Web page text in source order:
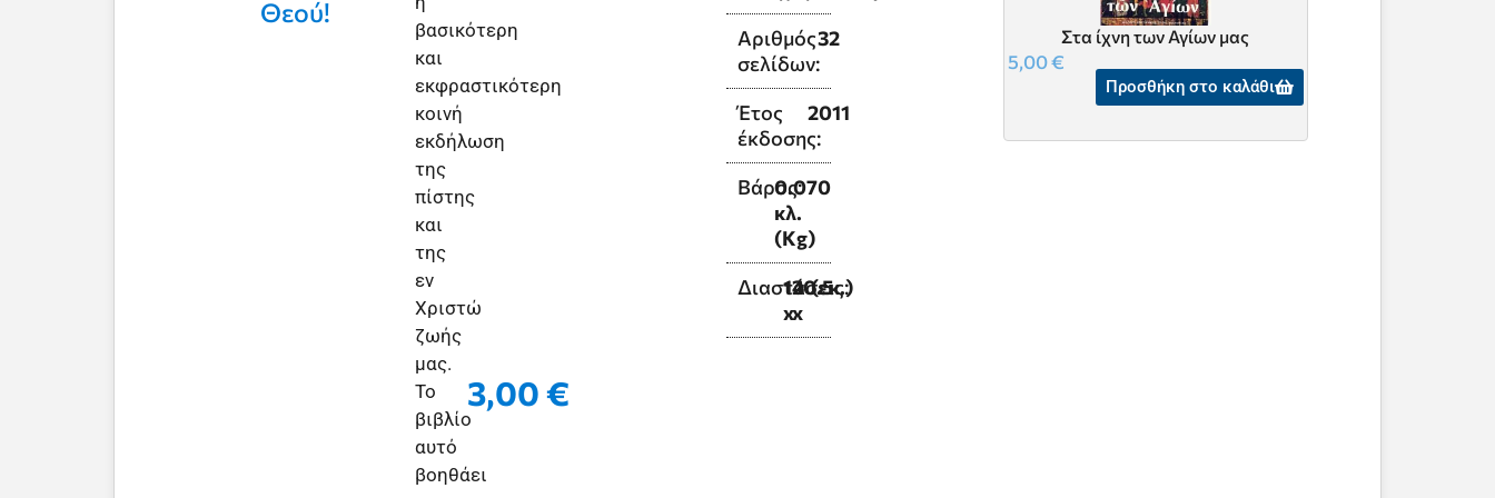
Θεού!
βασικότερη
και
εκφραστικότερη
κοινή
εκδήλωση
της
πίστης
και
της
εν
Χριστώ
ζωής
μας.
Το
βιβλίο
αυτό
βοηθάει
3,00€
Αριθμός
σελίδων:
32
Έτος
έκδοσης:
2011
Βάρος:0.070
κλ.
(Kg)
Διαστάσεις:
14
x
20.5
x
(εκ.)
Στα ίχνη των Αγίων μας
5,00€
Προσθήκη στο καλάθι